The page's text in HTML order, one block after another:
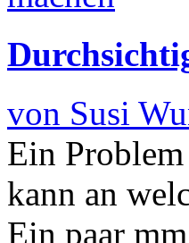
von Susi
Ein
kann an
Ein paar